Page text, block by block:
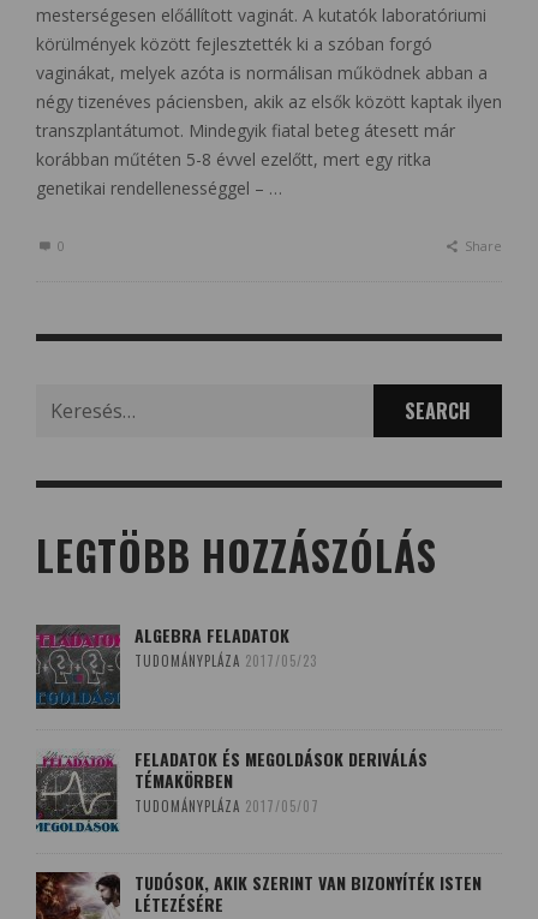
mesterségesen előállított vaginát. A kutatók laboratóriumi
körülmények között fejlesztették ki a szóban forgó
vaginákat, melyek azóta is normálisan működnek abban a
négy tizenéves páciensben, akik az elsők között kaptak ilyen
transzplantátumot. Mindegyik fiatal beteg átesett már
korábban műtéten 5-8 évvel ezelőtt, mert egy ritka
genetikai rendellenességgel – …
0 Share
LEGTÖBB HOZZÁSZÓLÁS
ALGEBRA FELADATOK
TUDOMÁNYPLÁZA 2017/05/23
FELADATOK ÉS MEGOLDÁSOK DERIVÁLÁS
TÉMAKÖRBEN
TUDOMÁNYPLÁZA 2017/05/07
TUDÓSOK, AKIK SZERINT VAN BIZONYÍTÉK ISTEN
LÉTEZÉSÉRE